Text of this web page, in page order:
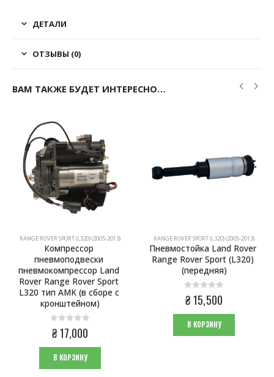
ДЕТАЛИ
ОТЗЫВЫ (0)
ВАМ ТАКЖЕ БУДЕТ ИНТЕРЕСНО…
RANGE ROVER SPORT (L320) (2005-2013)
Компрессор
пневмоподвески
пневмокомпрессор Land
Rover Range Rover Sport
L320 тип AMK (в сборе с
кронштейном)
0из 5
₴17,000
В КОРЗИНУ
RANGE ROVER SPORT (L320) (2005-2013)
Пневмостойка Land Rover
Range Rover Sport (L320)
(передняя)
0 из 5
₴15,500
В КОРЗИНУ